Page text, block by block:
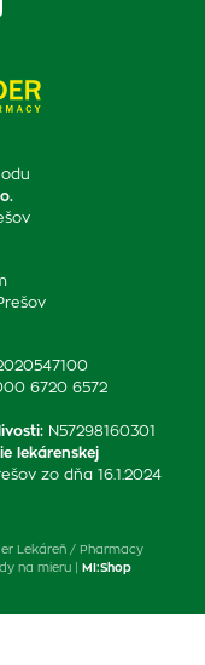
6720 6572
: N57298160301
lekárenskej
zo dňa 16.1.2024
Lekáreň / Pharmacy
na mieru | MI:Shop